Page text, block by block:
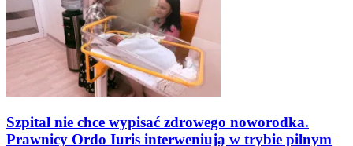
Szpital nie chce wypisać zdrowego noworodka.
Prawnicy Ordo Iuris interweniują w trybie pilnym